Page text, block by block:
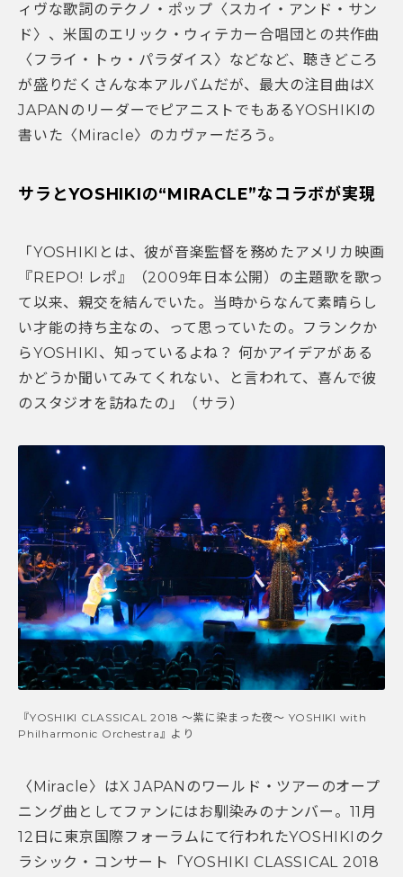
ィヴな歌詞のテクノ・ポップ〈スカイ・アンド・サン
ド〉、米国のエリック・ウィテカー合唱団との共作曲
〈フライ・トゥ・パラダイス〉などなど、聴きどころ
が盛りだくさんな本アルバムだが、最大の注目曲はX
JAPANのリーダーでピアニストでもあるYOSHIKIの
書いた〈Miracle〉のカヴァーだろう。
サラとYOSHIKIの“MIRACLE”なコラボが実現
「YOSHIKIとは、彼が音楽監督を務めたアメリカ映画
『REPO! レポ』（2009年日本公開）の主題歌を歌っ
て以来、親交を結んでいた。当時からなんて素晴らし
い才能の持ち主なの、って思っていたの。フランクか
らYOSHIKI、知っているよね？ 何かアイデアがある
かどうか聞いてみてくれない、と言われて、喜んで彼
のスタジオを訪ねたの」（サラ）
『YOSHIKI CLASSICAL 2018 〜紫に染まった夜〜 YOSHIKI with
Philharmonic Orchestra』より
〈Miracle〉はX JAPANのワールド・ツアーのオープ
ニング曲としてファンにはお馴染みのナンバー。11月
12日に東京国際フォーラムにて行われたYOSHIKIのク
ラシック・コンサート「YOSHIKI CLASSICAL 2018